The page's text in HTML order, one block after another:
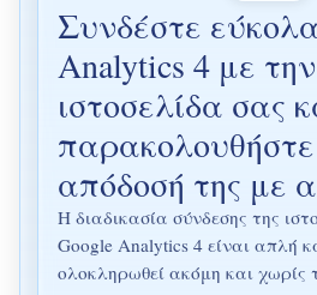
Συνδέστε
Analytics 4 με την
ιστοσελίδα σας
απόδοσή της με
Η διαδικασία σύνδεσης της
Google Analytics 4 είναι απλή
ολοκληρωθεί ακόμη και χωρίς